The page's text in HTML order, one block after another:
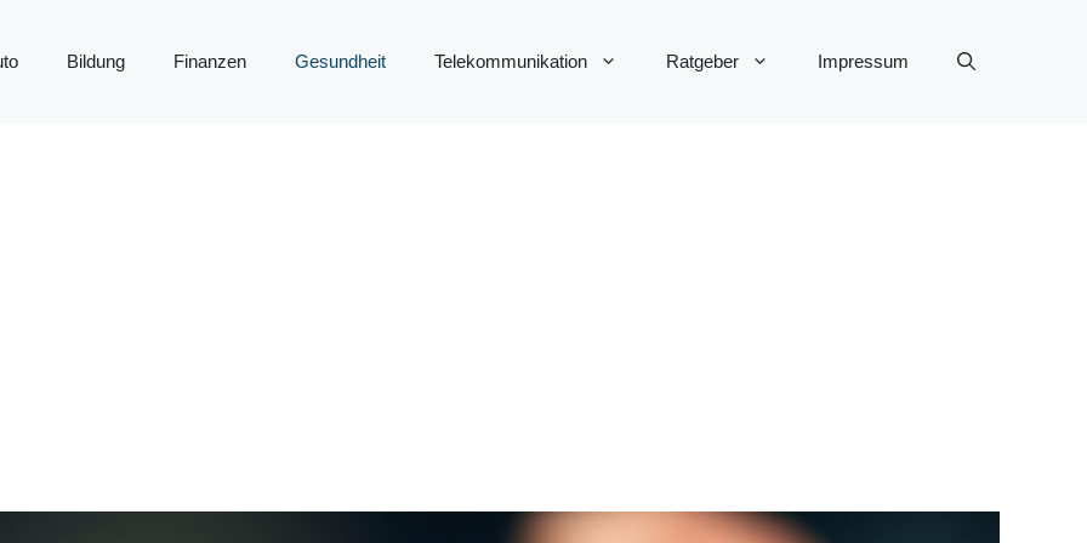
Bildung Finanzen Gesundheit Telekommunikation Ratgeber Impressum